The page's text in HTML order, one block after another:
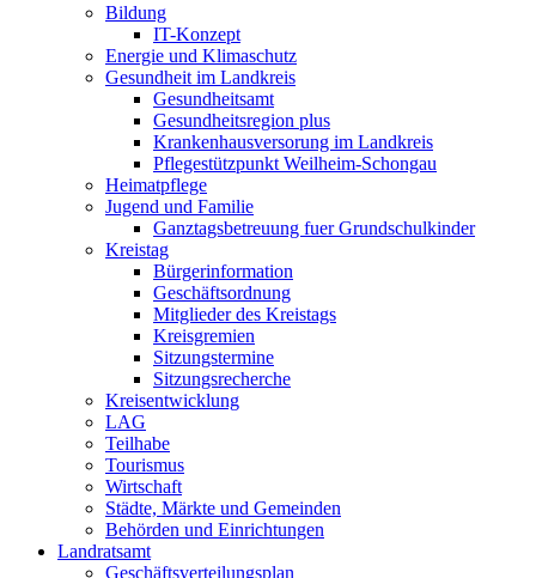
Bildung
IT-Konzept
Energie und Klimaschutz
Gesundheit im Landkreis
Gesundheitsamt
Gesundheitsregion plus
Krankenhausversorung im Landkreis
Pflegestützpunkt Weilheim-Schongau
Heimatpflege
Jugend und Familie
Ganztagsbetreuung fuer Grundschulkinder
Kreistag
Bürgerinformation
Geschäftsordnung
Mitglieder des Kreistags
Kreisgremien
Sitzungstermine
Sitzungsrecherche
Kreisentwicklung
LAG
Teilhabe
Tourismus
Wirtschaft
Städte, Märkte und Gemeinden
Behörden und Einrichtungen
Landratsamt
Geschäftsverteilungsplan